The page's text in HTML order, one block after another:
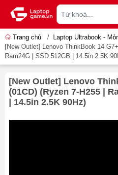
Trang chủ / Laptop Ultrabook -
[New Outlet] Lenovo ThinkBook 14
Ram24G | SSD 512GB | 14.5in 2.5K
[New Outlet] Lenovo
(01CD) (Ryzen 7-H255 |
| 14.5in 2.5K 90Hz)